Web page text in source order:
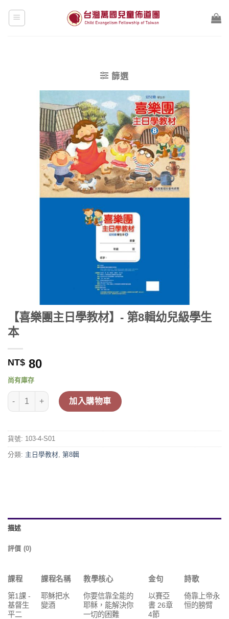
篩選
【喜樂團主日學教材】- 第8輯幼兒級學生
本
NT$ 80
尚有庫存
【喜樂團主日學教材】- 第8輯幼兒級學生本 數量
加入購物車
貨號: 103-4-S01
分類: 主日學教材 第8輯
描述
評價 (0)
課程 課程名稱 教學核心 金句 詩歌
第1課 -
基督生
平二
耶穌把水
變酒
你要信靠全能的
耶稣，能解決你
一切的困難
以賽亞
書 26章
4節
倚靠上帝永
恒的膀臂